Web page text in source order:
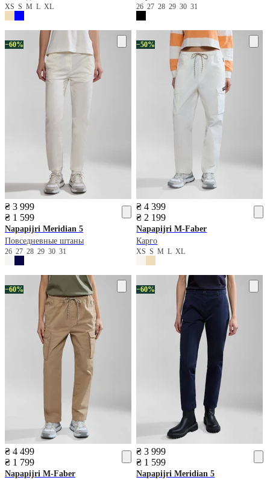
XS S M L XL 262728293031
−60%
₴ 3 999
₴ 1 599
Napapijri Meridian 5
Повседневные штаны
26 27 28 29 30 31
−50%
₴ 4 399
₴ 2 199
Napapijri M-Faber
Карго
XSSMLXL
−60%
₴ 4 499
₴ 1 799
Napapijri M-Faber
−60%
₴ 3 999
₴ 1 599
Napapijri Meridian 5